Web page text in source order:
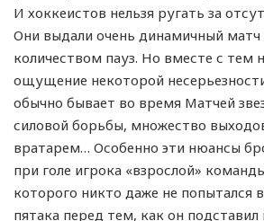
И хоккеистов нельзя ругать за
Они выдали очень динамичный
количеством пауз. Но вместе с тем
ощущение некоторой
обычно бывает во время Матчей
силовой борьбы, множество
вратарем… Особенно эти нюансы
при голе игрока «взрослой»
которого никто даже не попытался
пятака перед тем, как он